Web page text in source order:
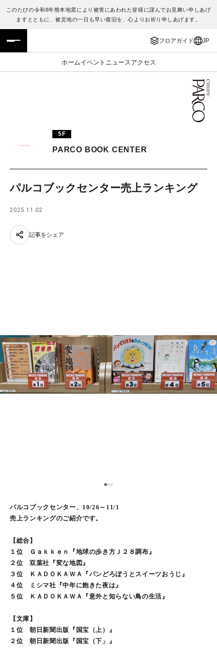
このたびの令和8年熊本地震により被害にあわれた皆様に謹んでお見舞い申しあげ
ますとともに、被災地の一日も早い復旧を、心よりお祈り申しあげます。
フロアガイド JP
ホームイベント ニュース アクセス
フロアガイド
施設案内・アクセス
TAX FREE
ENGLISH
繁体字
日本語
5F
PARCO BOOK CENTER
パルコブックセンター売上ランキング
2025.11.02
記事をシェア
123
パルコブックセンター、10/26～11/1
売上ランキングのご紹介です。
【総合】
１位 Ｇａｋｋｅｎ『地球の歩き方Ｊ２８調布』
２位 双葉社『変な地図』
３位 ＫＡＤＯＫＡＷＡ『パンどろぼうとスイーツおうじ』
４位 ミシマ社『中年に飽きた夜は』
５位 ＫＡＤＯＫＡＷＡ『意外と知らない鳥の生活』
【文庫】
１位 朝日新聞出版『国宝（上）』
２位 朝日新聞出版『国宝（下」』